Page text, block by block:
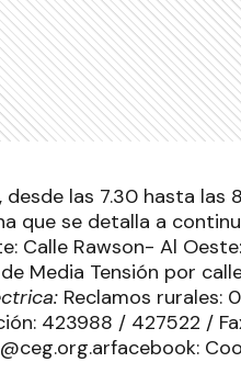
las 7.30 hasta las
que se detalla a
Calle Rawson- Al
Media Tensión por
Reclamos rurales:
423988 / 427522 /